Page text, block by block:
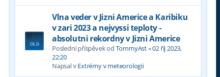
Vlna veder v Jizni Americe a Karibiku
v zari 2023 a nejvyssi teploty -
absolutni rekordny v Jizni Americe
Poslední příspěvek od TommyAst«02 říj 2023,
22:20
Napsal vExtrémy v meteorologii